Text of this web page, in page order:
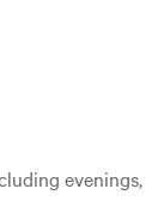
evenings,